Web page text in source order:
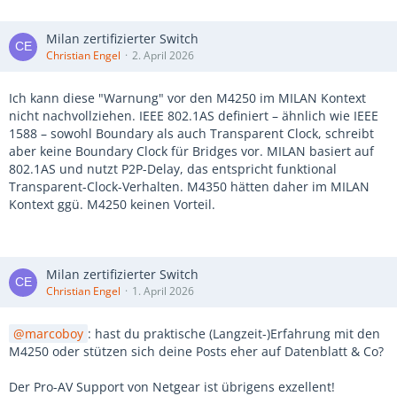
Milan zertifizierter Switch
Christian Engel 2. April 2026
Ich kann diese "Warnung" vor den M4250 im MILAN Kontext
nicht nachvollziehen. IEEE 802.1AS definiert – ähnlich wie IEEE
1588 – sowohl Boundary als auch Transparent Clock, schreibt
aber keine Boundary Clock für Bridges vor. MILAN basiert auf
802.1AS und nutzt P2P-Delay, das entspricht funktional
Transparent-Clock-Verhalten. M4350 hätten daher im MILAN
Kontext ggü. M4250 keinen Vorteil.
Milan zertifizierter Switch
Christian Engel 1. April 2026
marcoboy : hast du praktische (Langzeit-)Erfahrung mit den
M4250 oder stützen sich deine Posts eher auf Datenblatt & Co?
Der Pro-AV Support von Netgear ist übrigens exzellent!